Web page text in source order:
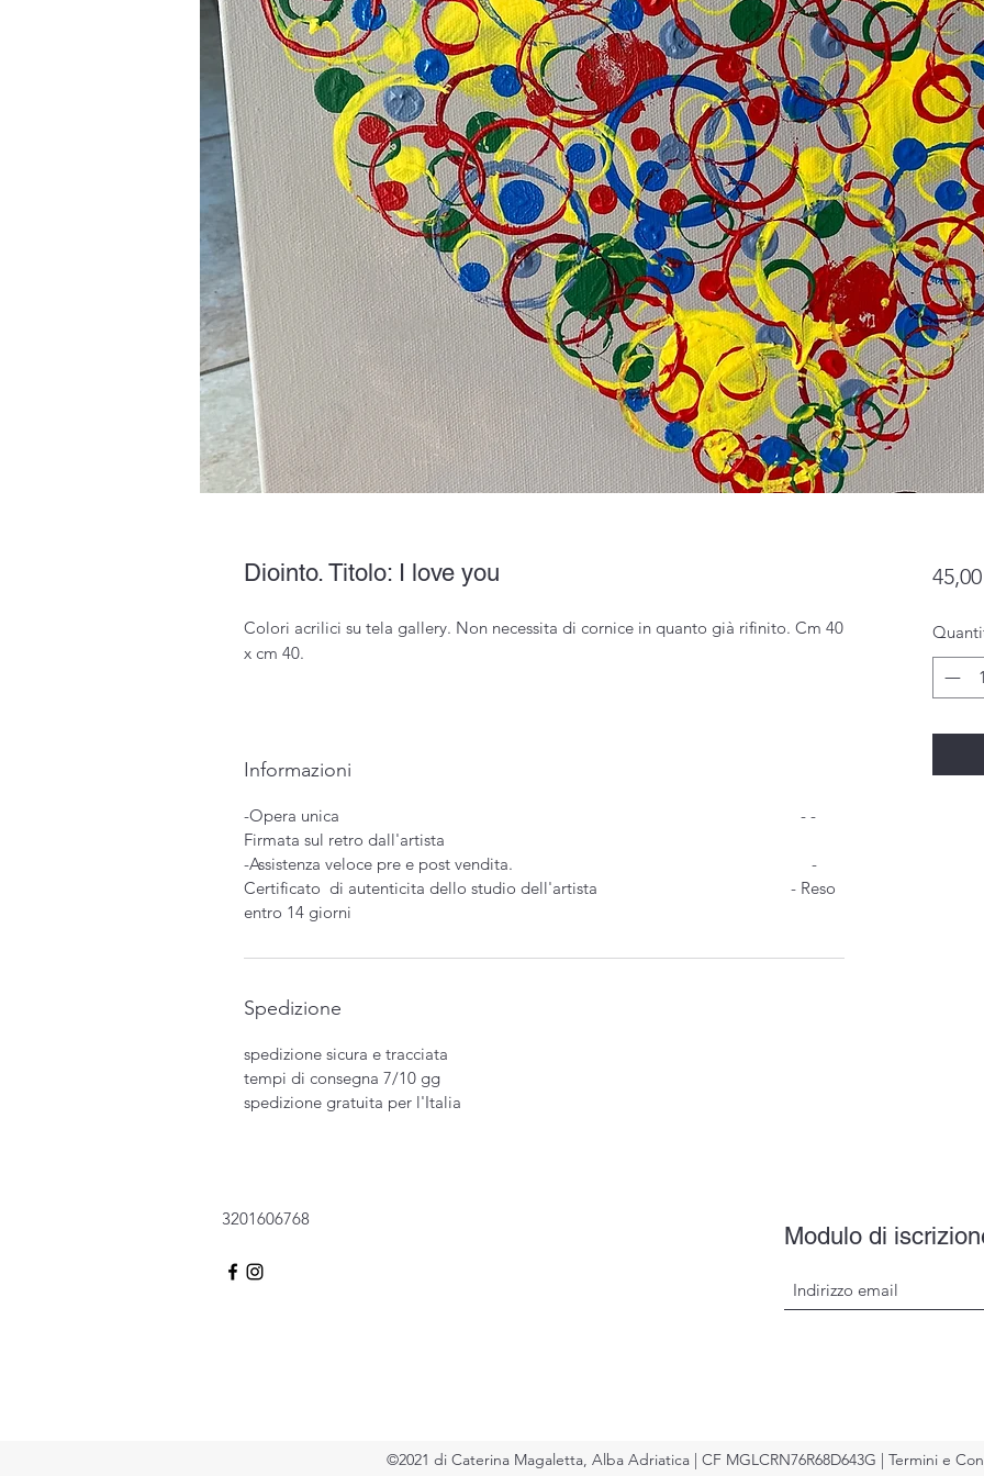
Diointo. Titolo: I love you
Colori acrilici su tela gallery. Non necessita di cornice in quanto già rifinito. Cm 40
x cm 40.
Informazioni
-Opera unica - -
Firmata sul retro dall'artista
-Assistenza veloce pre e post vendita. -
Certificato di autenticita dello studio dell'artista - Reso
entro 14 giorni
Spedizione
spedizione sicura e tracciata
tempi di consegna 7/10 gg
spedizione gratuita per l'Italia
3201606768
Modulo di
©2021 di Caterina Magaletta, Alba Adriatica | CF MGLCRN76R68D643G | Termini e